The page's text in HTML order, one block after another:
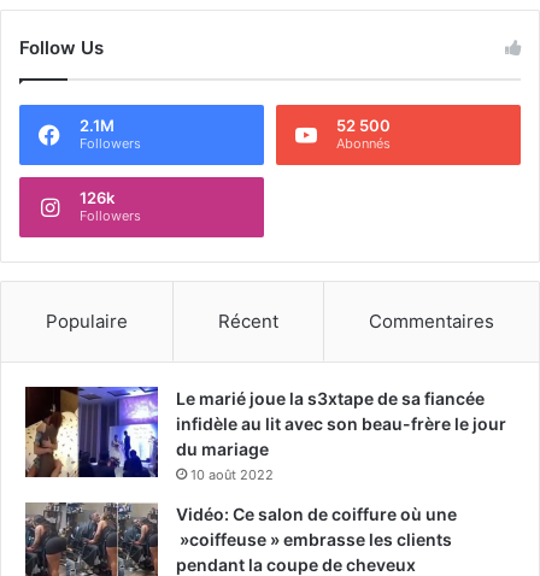
Follow Us
2.1M
Followers
52 500
Abonnés
126k
Followers
Populaire Récent Commentaires
Le marié joue la s3xtape de sa fiancée
infidèle au lit avec son beau-frère le jour
du mariage
10 août 2022
Vidéo: Ce salon de coiffure où une
»coiffeuse » embrasse les clients
pendant la coupe de cheveux